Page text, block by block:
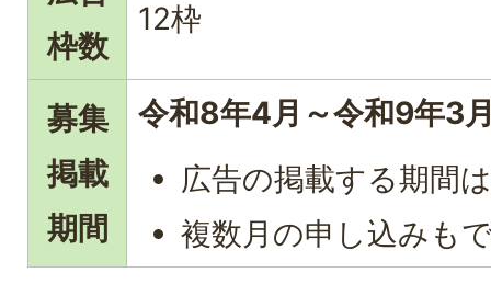
枠数
12枠
募集
掲載
期間
令和8年4月～令和9年3
広告の掲載する期間
複数月の申し込みも